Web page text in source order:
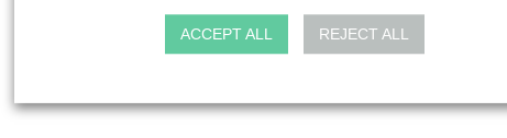
ACCEPT ALL REJECT ALL